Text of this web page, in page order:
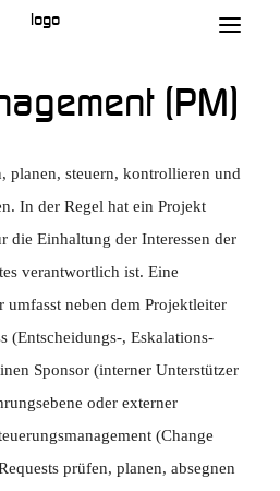
(PM)
planen, steuern, kontrollieren und
In der Regel hat ein Projekt
die Einhaltung der Interessen der
verantwortlich ist. Eine
umfasst neben dem Projektleiter
(Entscheidungs-, Eskalations-
Sponsor (interner Unterstützer
oder externer
(Change
prüfen, planen, absegnen